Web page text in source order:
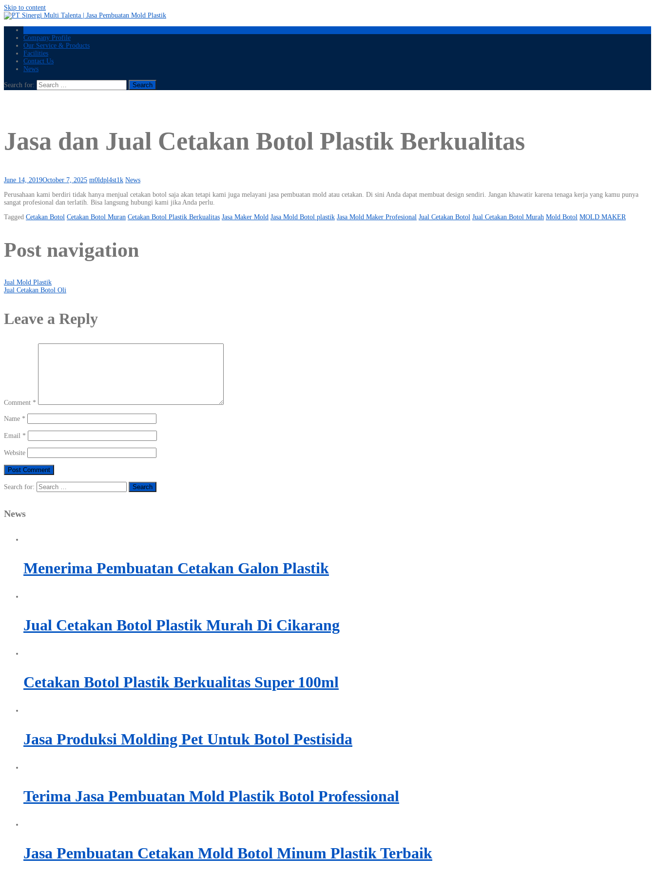
Skip to content
Company Profile
Our Service & Products
Facilities
Contact Us
News
Search for:
Jasa dan Jual Cetakan Botol Plastik Berkualitas
June 14, 2019October 7, 2025 m0ldpl4st1k News
Perusahaan kami berdiri tidak hanya menjual cetakan botol saja akan tetapi kami juga melayani jasa pembuatan mold atau cetakan. Di sini Anda dapat membuat design sendiri. Jangan khawatir karena tenaga kerja yang kamu punya
sangat profesional dan terlatih. Bisa langsung hubungi kami jika Anda perlu.
Tagged Cetakan Botol Cetakan Botol Muran Cetakan Botol Plastik Berkualitas Jasa Maker Mold Jasa Mold Botol plastik Jasa Mold Maker Profesional Jual Cetakan Botol Jual Cetakan Botol Murah Mold Botol MOLD MAKER
Post navigation
Jual Mold Plastik
Jual Cetakan Botol Oli
Leave a Reply
Comment *
Name *
Email *
Website
Search for:
News
Menerima Pembuatan Cetakan Galon Plastik
Jual Cetakan Botol Plastik Murah Di Cikarang
Cetakan Botol Plastik Berkualitas Super 100ml
Jasa Produksi Molding Pet Untuk Botol Pestisida
Terima Jasa Pembuatan Mold Plastik Botol Professional
Jasa Pembuatan Cetakan Mold Botol Minum Plastik Terbaik